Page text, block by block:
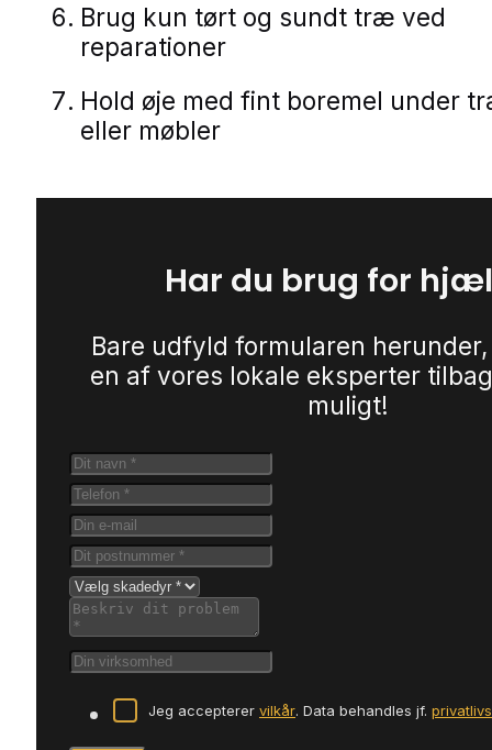
Brug kun tørt og sundt træ ved
reparationer
Hold øje med fint boremel under
eller møbler
Har du brug for
Bare udfyld formularen
en af vores lokale eksperter
muligt!
Jeg accepterer vilkår. Data behandles jf.